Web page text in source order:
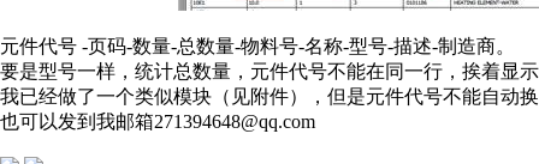
元件代号 -页码-数量-总数量-物料号-名称-型号-描述-制造商。
要是型号一样，统计总数量，元件代号不能在同一行，挨着显
我已经做了一个类似模块（见附件），但是元件代号不能自动
也可以发到我邮箱271394648@qq.com